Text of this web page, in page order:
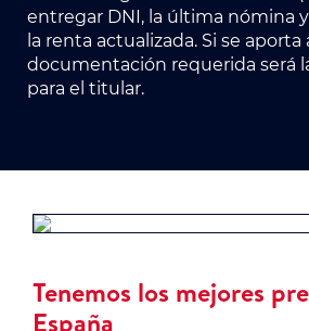
entregar DNI, la última nómina
la renta actualizada. Si se aporta
documentación requerida será
para el titular.
Tenemos los mejores
España